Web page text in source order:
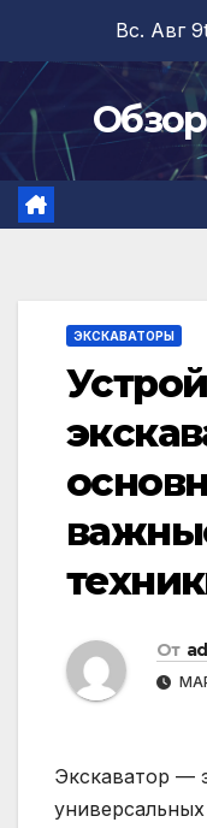
содержимому
Вс. Авг
ЭКСКАВАТОРЫ
От
Экскаватор —